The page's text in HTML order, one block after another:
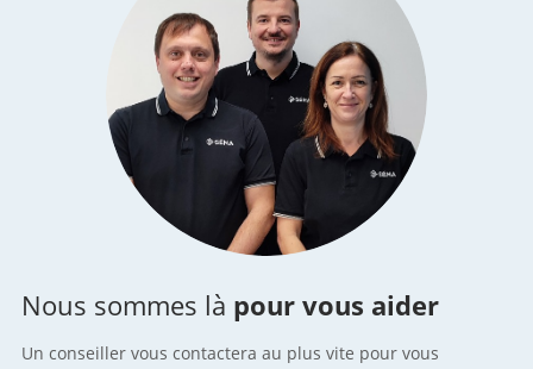
Nous sommes là pour vous aider
Un conseiller vous contactera au plus vite pour vous